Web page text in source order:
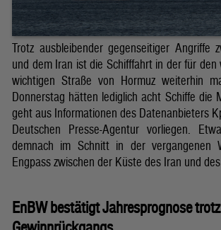
Trotz ausbleibender gegenseitiger Angriffe
und dem Iran ist die Schifffahrt in der für
wichtigen Straße von Hormuz weiterhin
Donnerstag hätten lediglich acht Schiffe die
geht aus Informationen des Datenanbieters
Deutschen Presse-Agentur vorliegen.
demnach im Schnitt in der vergangenen
Engpass zwischen der Küste des Iran und
EnBW bestätigt Jahresprognose trotz